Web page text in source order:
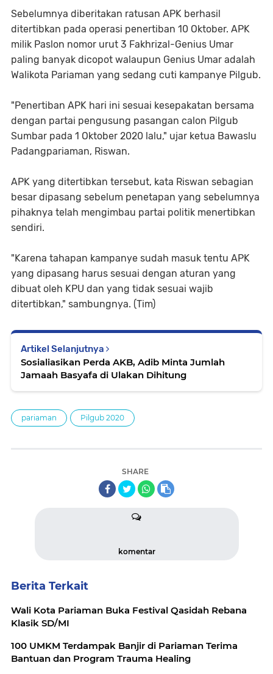
Sebelumnya diberitakan ratusan APK berhasil
ditertibkan pada operasi penertiban 10 Oktober. APK
milik Paslon nomor urut 3 Fakhrizal-Genius Umar
paling banyak dicopot walaupun Genius Umar adalah
Walikota Pariaman yang sedang cuti kampanye Pilgub.
"Penertiban APK hari ini sesuai kesepakatan bersama
dengan partai pengusung pasangan calon Pilgub
Sumbar pada 1 Oktober 2020 lalu," ujar ketua Bawaslu
Padangpariaman, Riswan.
APK yang ditertibkan tersebut, kata Riswan sebagian
besar dipasang sebelum penetapan yang sebelumnya
pihaknya telah mengimbau partai politik menertibkan
sendiri.
"Karena tahapan kampanye sudah masuk tentu APK
yang dipasang harus sesuai dengan aturan yang
dibuat oleh KPU dan yang tidak sesuai wajib
ditertibkan," sambungnya. (Tim)
Artikel Selanjutnya
Sosialiasikan Perda AKB, Adib Minta Jumlah
Jamaah Basyafa di Ulakan Dihitung
pariaman Pilgub 2020
SHARE
komentar
Berita Terkait
Wali Kota Pariaman Buka Festival Qasidah Rebana
Klasik SD/MI
100 UMKM Terdampak Banjir di Pariaman Terima
Bantuan dan Program Trauma Healing